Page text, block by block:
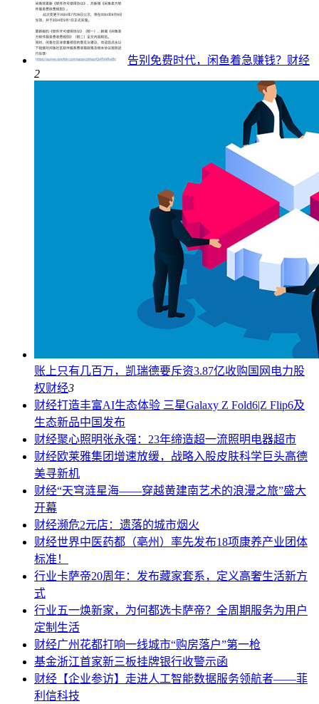
告别免费时代，闲鱼着急赚钱？ 财经
2
账上只有几百万，凯瑞德要斥资3.87亿收购国网电力股
权财经3
财经打造丰富AI生态体验 三星Galaxy Z Fold6|Z Flip6及
生态新品中国发布
财经聚心照明张永强：23年缔造超一流照明电器超市
财经欧莱雅集团增速放缓，战略入股皮肤科学巨头高德
美寻新机
财经“天穹涟星海——穿越黄建南艺术的浪漫之旅”盛大
开幕
财经濒危2元店：遗落的城市烟火
财经世界中医药都（亳州）率先发布18项康养产业团体
标准！
行业卡萨帝20周年：发布藏家套系，定义高奢生活新方
式
行业五一焕新家，为何都选卡萨帝？全周期服务为用户
定制生活
财经广州花都打响一线城市“购房落户”第一枪
基金浙江首家新三板挂牌银行收警示函
财经 【企业参访】走进人工智能数据服务领航者——菲
利信科技